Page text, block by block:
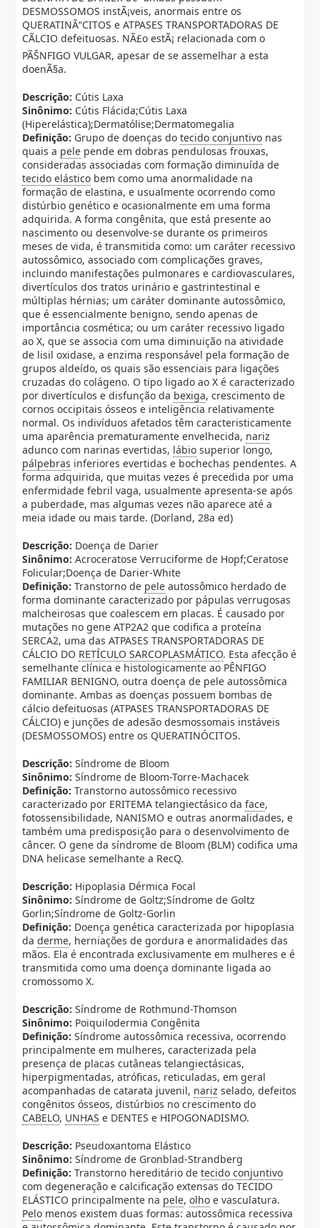
DESMOSSOMOS instÃ¡veis, anormais entre os
QUERATINÃ“CITOS e ATPASES TRANSPORTADORAS DE
CÃLCIO defeituosas. NÃ£o estÃ¡ relacionada com o
PÃŠNFIGO VULGAR, apesar de se assemelhar a esta
doenÃ§a.
Descrição: Cútis Laxa
Sinônimo: Cútis Flácida;Cútis Laxa
(Hiperelástica);Dermatólise;Dermatomegalia
Definição: Grupo de doenças do tecido conjuntivo nas
quais a pele pende em dobras pendulosas frouxas,
consideradas associadas com formação diminuída de
tecido elástico bem como uma anormalidade na
formação de elastina, e usualmente ocorrendo como
distúrbio genético e ocasionalmente em uma forma
adquirida. A forma congênita, que está presente ao
nascimento ou desenvolve-se durante os primeiros
meses de vida, é transmitida como: um caráter recessivo
autossômico, associado com complicações graves,
incluindo manifestações pulmonares e cardiovasculares,
divertículos dos tratos urinário e gastrintestinal e
múltiplas hérnias; um caráter dominante autossômico,
que é essencialmente benigno, sendo apenas de
importância cosmética; ou um caráter recessivo ligado
ao X, que se associa com uma diminuição na atividade
de lisil oxidase, a enzima responsável pela formação de
grupos aldeído, os quais são essenciais para ligações
cruzadas do colágeno. O tipo ligado ao X é caracterizado
por divertículos e disfunção da bexiga, crescimento de
cornos occipitais ósseos e inteligência relativamente
normal. Os indivíduos afetados têm caracteristicamente
uma aparência prematuramente envelhecida, nariz
adunco com narinas evertidas, lábio superior longo,
pálpebras inferiores evertidas e bochechas pendentes. A
forma adquirida, que muitas vezes é precedida por uma
enfermidade febril vaga, usualmente apresenta-se após
a puberdade, mas algumas vezes não aparece até a
meia idade ou mais tarde. (Dorland, 28a ed)
Descrição: Doença de Darier
Sinônimo: Acroceratose Verruciforme de Hopf;Ceratose
Folicular;Doença de Darier-White
Definição: Transtorno de pele autossômico herdado de
forma dominante caracterizado por pápulas verrugosas
malcheirosas que coalescem em placas. É causado por
mutações no gene ATP2A2 que codifica a proteína
SERCA2, uma das ATPASES TRANSPORTADORAS DE
CÁLCIO DO RETÍCULO SARCOPLASMÁTICO. Esta afecção é
semelhante clínica e histologicamente ao PÊNFIGO
FAMILIAR BENIGNO, outra doença de pele autossômica
dominante. Ambas as doenças possuem bombas de
cálcio defeituosas (ATPASES TRANSPORTADORAS DE
CÁLCIO) e junções de adesão desmossomais instáveis
(DESMOSSOMOS) entre os QUERATINÓCITOS.
Descrição: Síndrome de Bloom
Sinônimo: Síndrome de Bloom-Torre-Machacek
Definição: Transtorno autossômico recessivo
caracterizado por ERITEMA telangiectásico da face,
fotossensibilidade, NANISMO e outras anormalidades, e
também uma predisposição para o desenvolvimento de
câncer. O gene da síndrome de Bloom (BLM) codifica uma
DNA helicase semelhante a RecQ.
Descrição: Hipoplasia Dérmica Focal
Sinônimo: Síndrome de Goltz;Síndrome de Goltz
Gorlin;Síndrome de Goltz-Gorlin
Definição: Doença genética caracterizada por hipoplasia
da derme, herniações de gordura e anormalidades das
mãos. Ela é encontrada exclusivamente em mulheres e é
transmitida como uma doença dominante ligada ao
cromossomo X.
Descrição: Síndrome de Rothmund-Thomson
Sinônimo: Poiquilodermia Congênita
Definição: Síndrome autossômica recessiva, ocorrendo
principalmente em mulheres, caracterizada pela
presença de placas cutâneas telangiectásicas,
hiperpigmentadas, atróficas, reticuladas, em geral
acompanhadas de catarata juvenil, nariz selado, defeitos
congênitos ósseos, distúrbios no crescimento do
CABELO, UNHAS e DENTES e HIPOGONADISMO.
Descrição: Pseudoxantoma Elástico
Sinônimo: Síndrome de Gronblad-Strandberg
Definição: Transtorno hereditário de tecido conjuntivo
com degeneração e calcificação extensas do TECIDO
ELÁSTICO principalmente na pele, olho e vasculatura.
Pelo menos existem duas formas: autossômica recessiva